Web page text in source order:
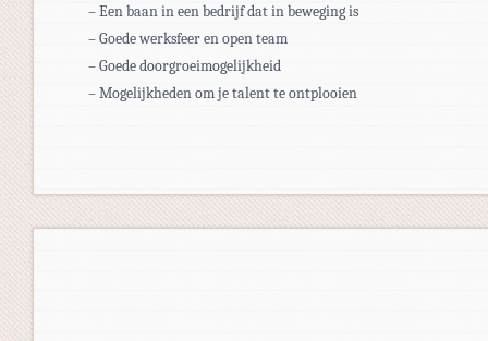
– Een baan in een bedrijf dat in beweging is
– Goede werksfeer en open team
– Goede doorgroeimogelijkheid
– Mogelijkheden om je talent te ontplooien